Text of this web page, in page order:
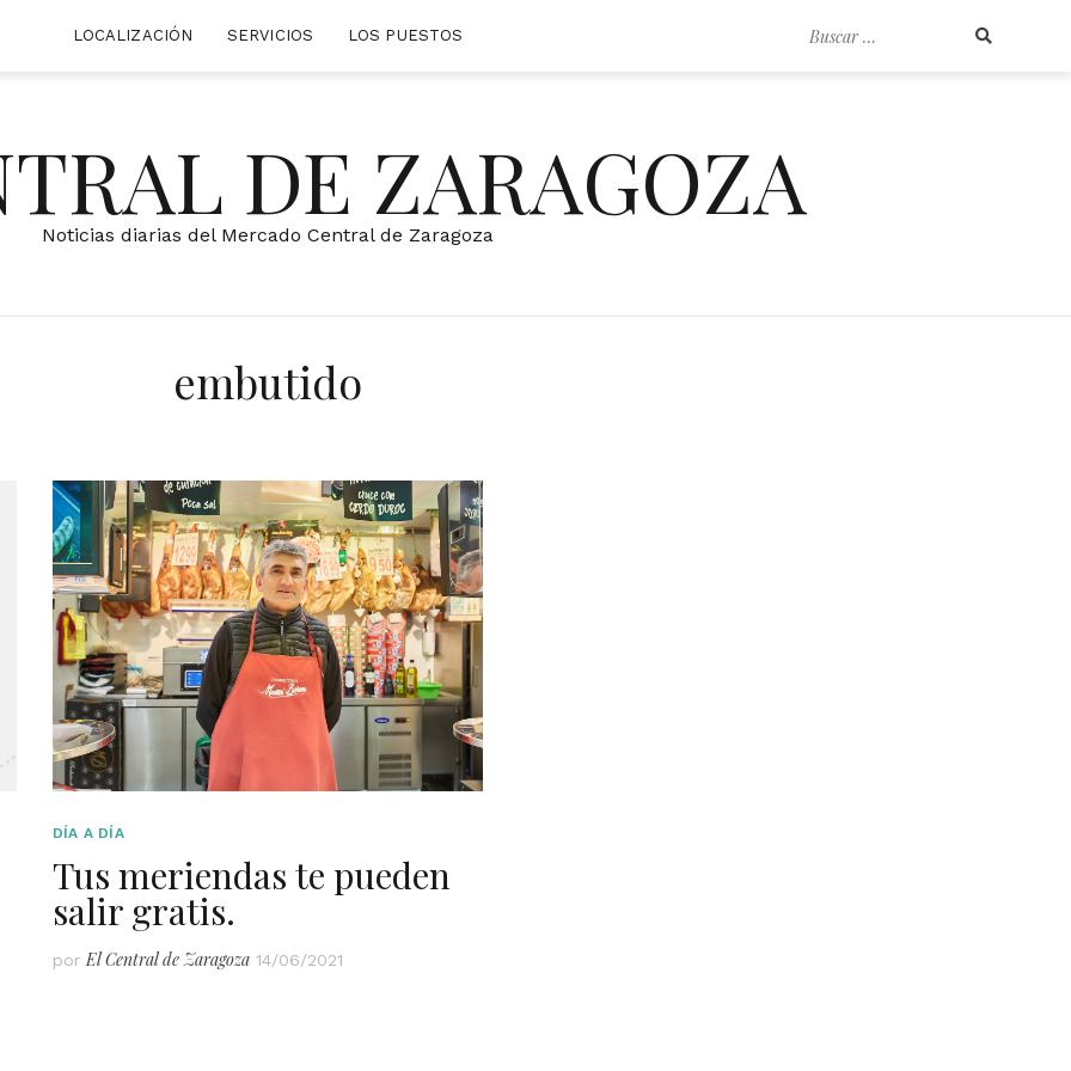
Buscar
LOCALIZACIÓN SERVICIOS LOS PUESTOS
DE ZARAGOZA
Noticias diarias del Mercado Central de Zaragoza
embutido
DÍA A DÍA
Tus meriendas te pueden
salir gratis.
por El Central de Zaragoza 14/06/2021